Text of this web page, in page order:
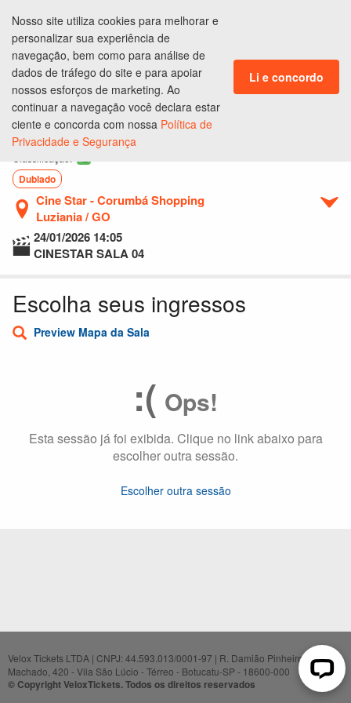
Ingressos Lugares Produtos
Bob Esponja - Em Busca da Calça Quadrada
Dublado
Cine Star - Corumbá Shopping
Luziania / GO
24/01/2026 14:05
CINESTAR SALA 04
Escolha seus ingressos
Preview Mapa da Sala
:( Ops!
Esta sessão já foi exibida. Clique no link abaixo para
escolher outra sessão.
Escolher outra sessão
Velox Tickets LTDA | CNPJ: 44.593.013/0001-97 | R. Damião Pinheiro
Machado, 420 - Vila São Lúcio - Térreo - Botucatu-SP - 18600-000
© Copyright VeloxTickets. Todos os direitos reservados
Nosso site utiliza cookies para melhorar e
personalizar sua experiência de
navegação, bem como para análise de
dados de tráfego do site e para apoiar
nossos esforços de marketing. Ao
continuar a navegação você declara estar
ciente e concorda com nossa Política de
Privacidade e Segurança
Li e concordo